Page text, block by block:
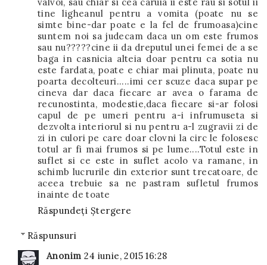
tine ligheanul pentru a vomita (poate nu se
simte bine-dar poate e la fel de frumoasa)cine
suntem noi sa judecam daca un om este frumos
sau nu?????cine ii da dreputul unei femei de a se
baga in casnicia alteia doar pentru ca sotia nu
este fardata, poate e chiar mai plinuta, poate nu
poarta decolteuri.....imi cer scuze daca supar pe
cineva dar daca fiecare ar avea o farama de
recunostinta, modestie,daca fiecare si-ar folosi
capul de pe umeri pentru a-i infrumuseta si
dezvolta interiorul si nu pentru a-l zugravii zi de
zi in culori pe care doar clovni la circ le folosesc
totul ar fi mai frumos si pe lume....Totul este in
suflet si ce este in suflet acolo va ramane, in
schimb lucrurile din exterior sunt trecatoare, de
aceea trebuie sa ne pastram sufletul frumos
inainte de toate
Răspundeți Ștergere
Răspunsuri
Anonim 24 iunie, 2015 16:28